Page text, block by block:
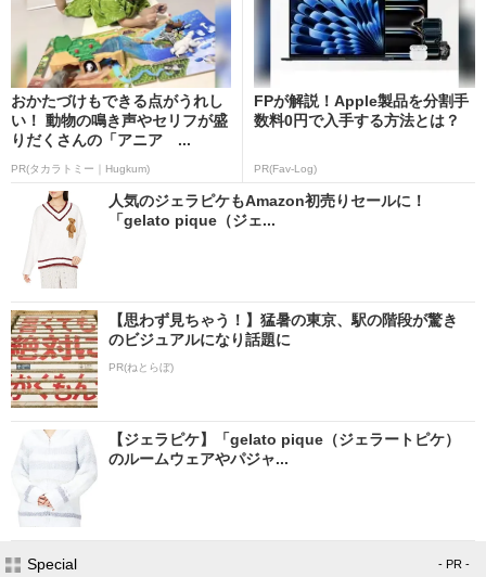
おかたづけもできる点がうれし
い！ 動物の鳴き声やセリフが盛
りだくさんの「アニア ...
PR(タカラトミー｜Hugkum)
FPが解説！Apple製品を分割手
数料0円で入手する方法とは？
PR(Fav-Log)
人気のジェラピケもAmazon初売りセールに！
「gelato pique（ジェ...
【思わず見ちゃう！】猛暑の東京、駅の階段が驚き
のビジュアルになり話題に
PR(ねとらぼ)
【ジェラピケ】「gelato pique（ジェラートピケ）
のルームウェアやパジャ...
Special - PR -